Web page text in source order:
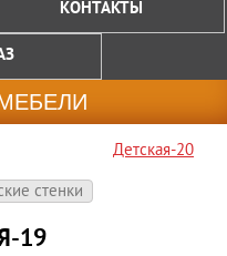
КОНТАКТЫ
Детская-20
стенки
19